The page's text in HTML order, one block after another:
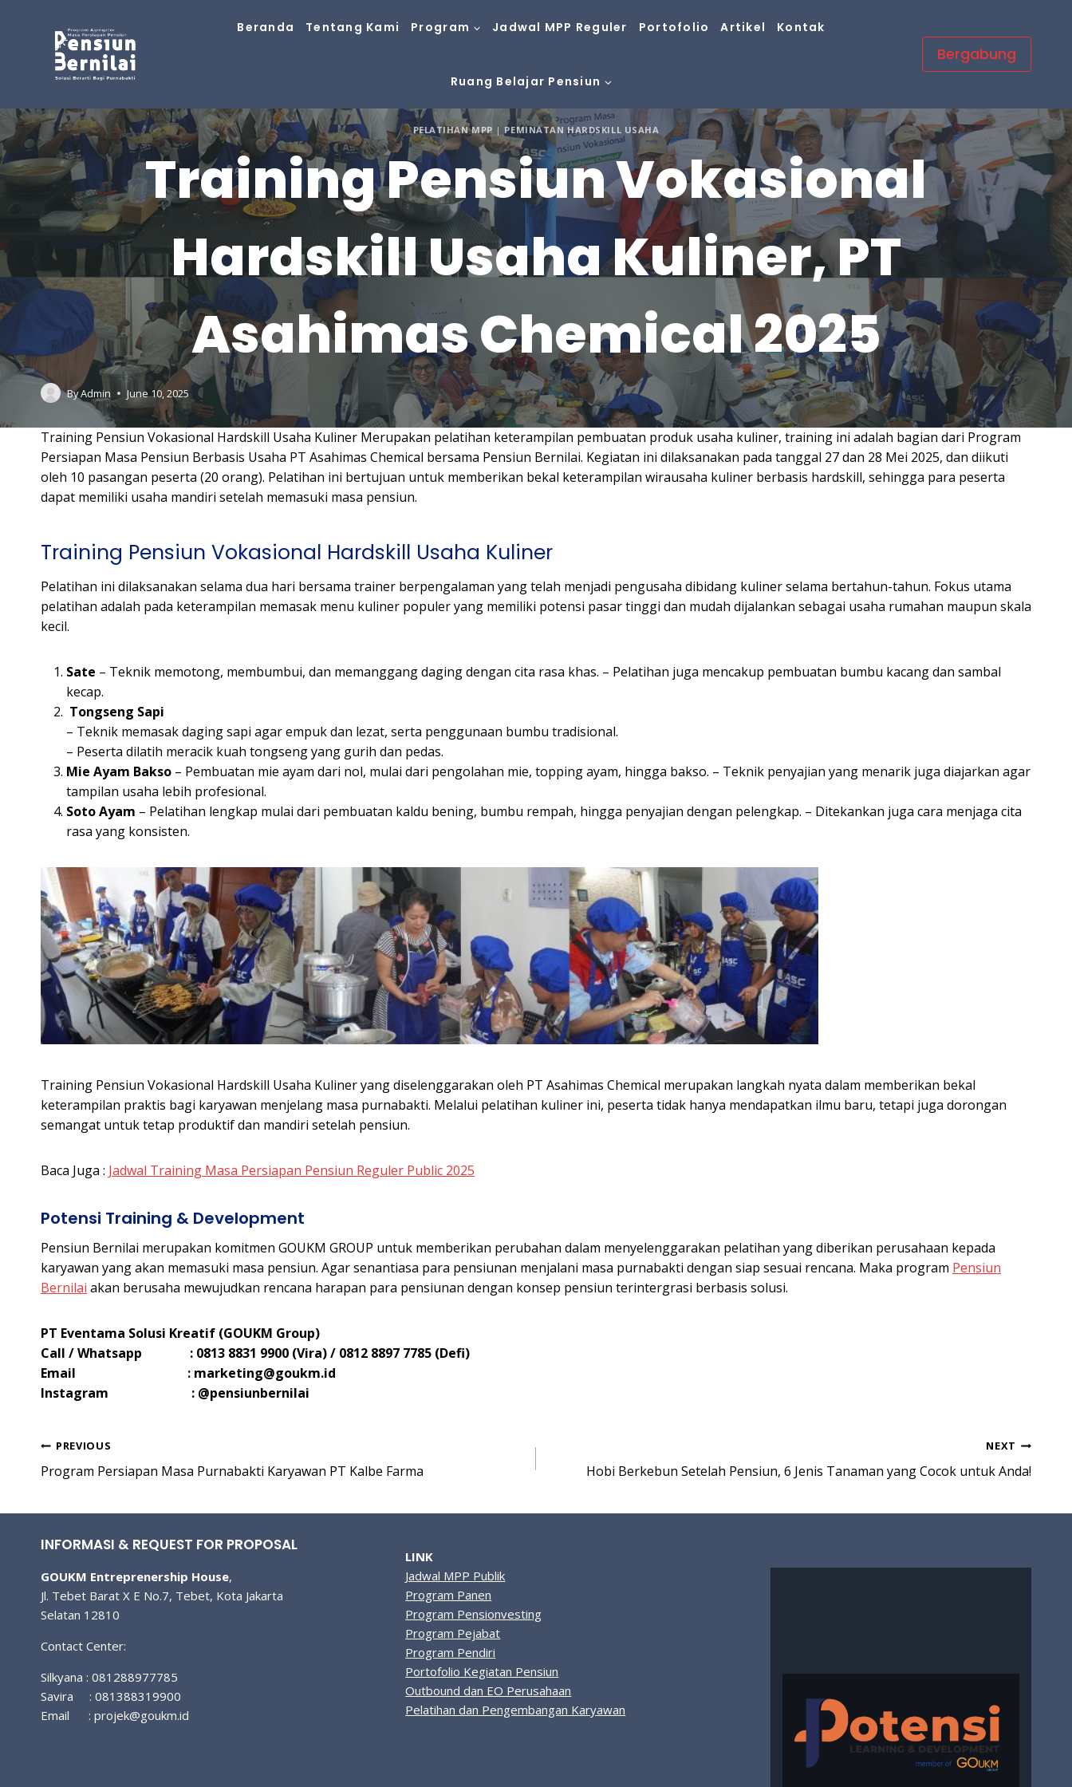
Beranda Tentang Kami Program Jadwal MPP Reguler Portofolio Artikel Kontak
Ruang Belajar Pensiun
Bergabung
PELATIHAN MPP | PEMINATAN HARDSKILL USAHA
Training Pensiun Vokasional
Hardskill Usaha Kuliner, PT
Asahimas Chemical 2025
ByAdmin June 10, 2025
Training Pensiun Vokasional Hardskill Usaha Kuliner Merupakan pelatihan keterampilan pembuatan produk usaha kuliner, training ini adalah bagian dari Program
Persiapan Masa Pensiun Berbasis Usaha PT Asahimas Chemical bersama Pensiun Bernilai. Kegiatan ini dilaksanakan pada tanggal 27 dan 28 Mei 2025, dan diikuti
oleh 10 pasangan peserta (20 orang). Pelatihan ini bertujuan untuk memberikan bekal keterampilan wirausaha kuliner berbasis hardskill, sehingga para peserta
dapat memiliki usaha mandiri setelah memasuki masa pensiun.
Training Pensiun Vokasional Hardskill Usaha Kuliner
Pelatihan ini dilaksanakan selama dua hari bersama trainer berpengalaman yang telah menjadi pengusaha dibidang kuliner selama bertahun-tahun. Fokus utama
pelatihan adalah pada keterampilan memasak menu kuliner populer yang memiliki potensi pasar tinggi dan mudah dijalankan sebagai usaha rumahan maupun skala
kecil.
Sate – Teknik memotong, membumbui, dan memanggang daging dengan cita rasa khas. – Pelatihan juga mencakup pembuatan bumbu kacang dan sambal
kecap.
Tongseng Sapi
– Teknik memasak daging sapi agar empuk dan lezat, serta penggunaan bumbu tradisional.
– Peserta dilatih meracik kuah tongseng yang gurih dan pedas.
Mie Ayam Bakso – Pembuatan mie ayam dari nol, mulai dari pengolahan mie, topping ayam, hingga bakso. – Teknik penyajian yang menarik juga diajarkan agar
tampilan usaha lebih profesional.
Soto Ayam – Pelatihan lengkap mulai dari pembuatan kaldu bening, bumbu rempah, hingga penyajian dengan pelengkap. – Ditekankan juga cara menjaga cita
rasa yang konsisten.
Training Pensiun Vokasional Hardskill Usaha Kuliner yang diselenggarakan oleh PT Asahimas Chemical merupakan langkah nyata dalam memberikan bekal
keterampilan praktis bagi karyawan menjelang masa purnabakti. Melalui pelatihan kuliner ini, peserta tidak hanya mendapatkan ilmu baru, tetapi juga dorongan
semangat untuk tetap produktif dan mandiri setelah pensiun.
Baca Juga : Jadwal Training Masa Persiapan Pensiun Reguler Public 2025
Potensi Training & Development
Pensiun Bernilai merupakan komitmen GOUKM GROUP untuk memberikan perubahan dalam menyelenggarakan pelatihan yang diberikan perusahaan kepada
karyawan yang akan memasuki masa pensiun. Agar senantiasa para pensiunan menjalani masa purnabakti dengan siap sesuai rencana. Maka program Pensiun
Bernilai akan berusaha mewujudkan rencana harapan para pensiunan dengan konsep pensiun terintergrasi berbasis solusi.
PT Eventama Solusi Kreatif (GOUKM Group)
Call / Whatsapp : 0813 8831 9900 (Vira) / 0812 8897 7785 (Defi)
Email : marketing@goukm.id
Instagram : @pensiunbernilai
Post
navigation
PREVIOUS
Program Persiapan Masa Purnabakti Karyawan PT Kalbe Farma
NEXT
Hobi Berkebun Setelah Pensiun, 6 Jenis Tanaman yang Cocok untuk Anda!
INFORMASI & REQUEST FOR PROPOSAL
GOUKM Entreprenership House,
Jl. Tebet Barat X E No.7, Tebet, Kota Jakarta
Selatan 12810
Contact Center:
Silkyana : 081288977785
Savira : 081388319900
Email : projek@goukm.id
LINK
Jadwal MPP Publik
Program Panen
Program Pensionvesting
Program Pejabat
Program Pendiri
Portofolio Kegiatan Pensiun
Outbound dan EO Perusahaan
Pelatihan dan Pengembangan Karyawan